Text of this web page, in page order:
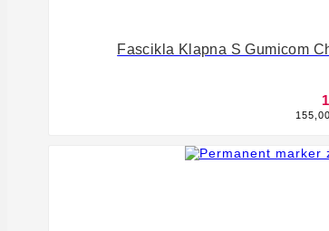

Fascikla Klapna S Gumicom